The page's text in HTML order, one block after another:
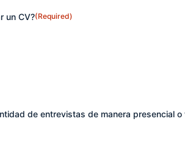
un CV?(Required)
de entrevistas de manera presencial o